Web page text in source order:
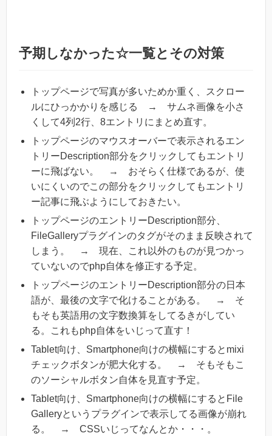
予期しなかった☆一覧とその対策
トップページで写真が多いためか重く、スクロー
ルにひっかかりを感じる → サムネ画像を小さ
くして4列2行、8エントリにまとめ直す。
トップページのマウスオーバーで表示されるエン
トリーDescription部分をクリックしてもエントリ
ーに飛ばない。 → おそらく仕様であるが、使
いにくいのでこの部分をクリックしてもエントリ
ー記事に飛ぶようにしておきたい。
トップページのエントリーDescription部分、
FileGalleryプラグインのタグがそのまま反映されて
しまう。 → 現在、これ以外のものが見つかっ
ていないのでphp自体を修正する予定。
トップページのエントリーDescription部分の日本
語が、最後の文字で化けることがある。 → そ
もそも英語用の文字数換算をしてるきがしてい
る。これもphp自体をいじって直す！
Tablet向け、Smartphone向けの横幅にするとmixi
チェックボタンが肥大化する。 → そもそもこ
のソーシャルボタン自体を見直す予定。
Tablet向け、Smartphone向けの横幅にするとFile
Galleryというプラグインで表示してる画像が崩れ
る。 → CSSいじってなんとか・・・。